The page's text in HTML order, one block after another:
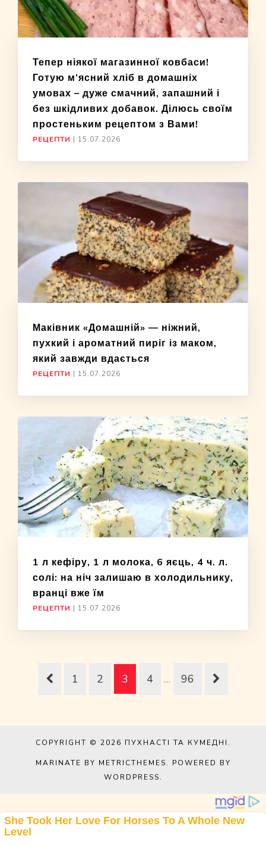
Тепер ніякої магазинної ковбаси!
Готую м’ясний хліб в домашніх
умовах – дуже смачний, запашний і
без шкідливих добавок. Ділюсь своїм
простеньким рецептом з Вами!
РЕЦЕПТИ | 15.07.2026
Маківник «Домашній» — ніжний,
пухкий і ароматний пиріг із маком,
який завжди вдається
РЕЦЕПТИ | 15.07.2026
1 л кефіру, 1 л молока, 6 яєць, 4 ч. л.
солі: на ніч залишаю в холодильнику,
вранці вже їм
РЕЦЕПТИ | 15.07.2026
1 2 3 4 … 96
COPYRIGHT © 2026 ПУХНАСТІ ТА КУМЕДНІ.
MARINATE BY METRICTHEMES. POWERED BY
WORDPRESS.